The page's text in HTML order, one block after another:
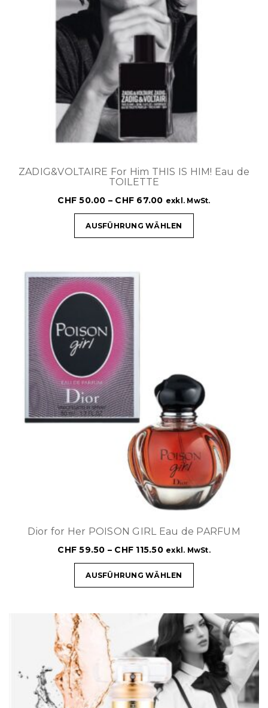
ZADIG&VOLTAIRE For Him THIS IS HIM! Eau de
TOILETTE
CHF 50.00 – CHF 67.00 exkl. MwSt.
AUSFÜHRUNG WÄHLEN
Dior for Her POISON GIRL Eau de PARFUM
CHF 59.50 – CHF 115.50 exkl. MwSt.
AUSFÜHRUNG WÄHLEN